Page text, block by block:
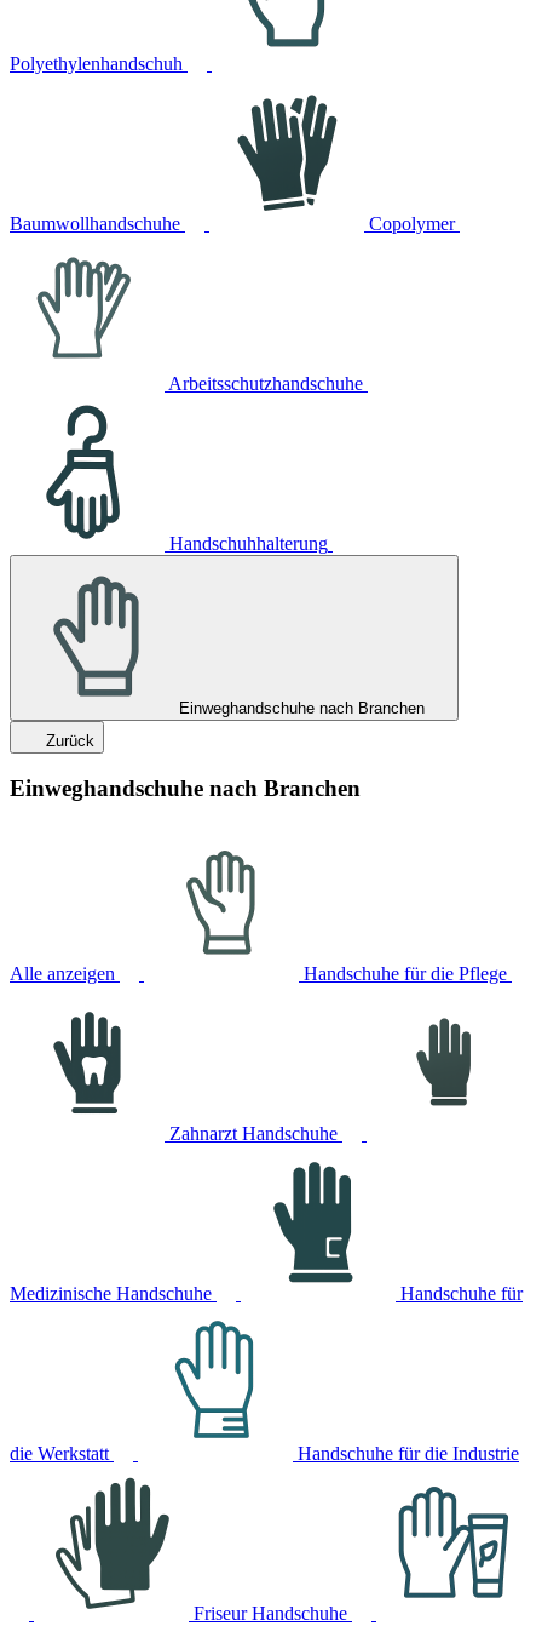
Polyethylenhandschuh
Baumwollhandschuhe Copolymer
Arbeitsschutzhandschuhe
Handschuhhalterung
Einweghandschuhe nach Branchen
Zurück
Einweghandschuhe nach Branchen
Alle anzeigen Handschuhe für die Pflege
Zahnarzt Handschuhe
Medizinische Handschuhe Handschuhe für
die Werkstatt Handschuhe für die Industrie
Friseur Handschuhe